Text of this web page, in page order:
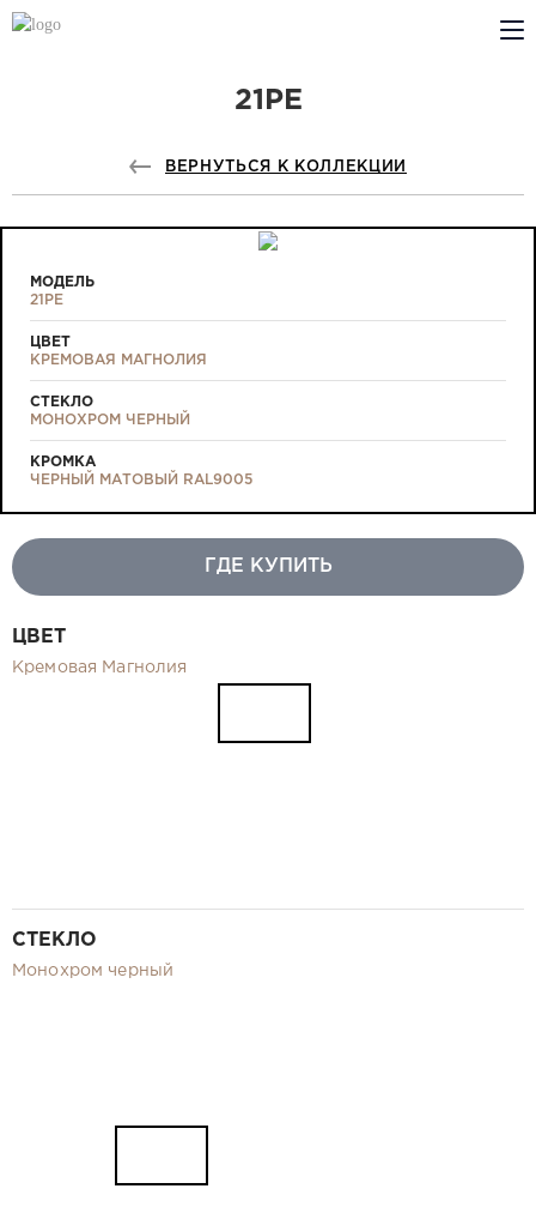
КОМПАНИЯ
PROFILDOORS
21PE
ВЕРНУТЬСЯ К КОЛЛЕКЦИИ
МОДЕЛЬ
21PE
ЦВЕТ
КРЕМОВАЯ МАГНОЛИЯ
СТЕКЛО
МОНОХРОМ ЧЕРНЫЙ
КРОМКА
ЧЕРНЫЙ МАТОВЫЙ RAL9005
ГДЕ КУПИТЬ
ЦВЕТ
Кремовая Магнолия
СТЕКЛО
Монохром черный